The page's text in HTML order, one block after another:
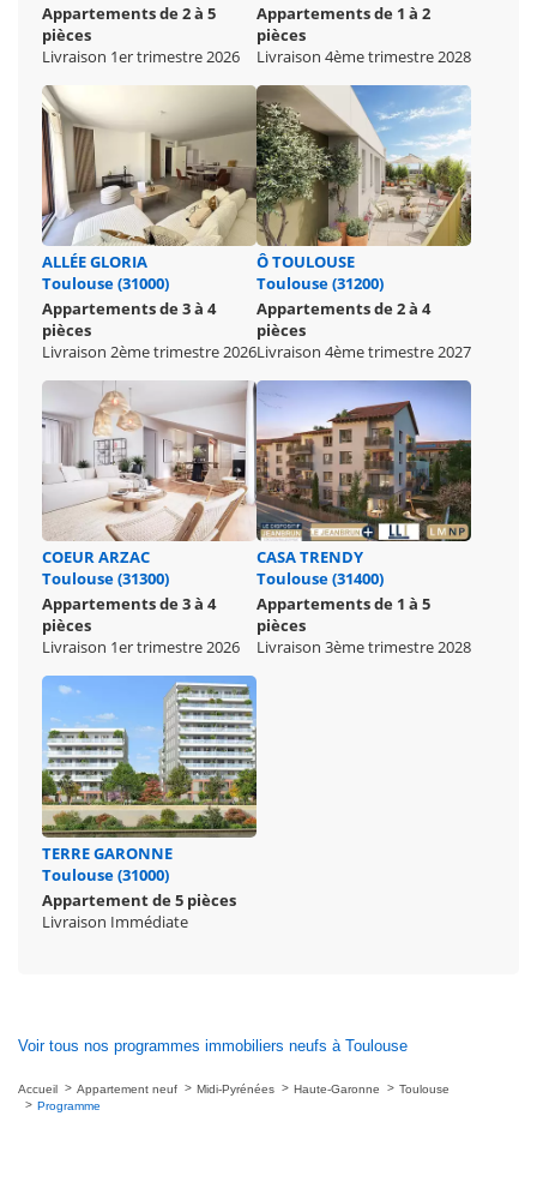
Appartements de 2 à 5
pièces
Livraison 1er trimestre 2026
Appartements de 1 à 2
pièces
Livraison 4ème trimestre 2028
ALLÉE GLORIA
Toulouse (31000)
Appartements de 3 à 4
pièces
Livraison 2ème trimestre 2026
Ô TOULOUSE
Toulouse (31200)
Appartements de 2 à 4
pièces
Livraison 4ème trimestre 2027
COEUR ARZAC
Toulouse (31300)
Appartements de 3 à 4
pièces
Livraison 1er trimestre 2026
CASA TRENDY
Toulouse (31400)
Appartements de 1 à 5
pièces
Livraison 3ème trimestre 2028
TERRE GARONNE
Toulouse (31000)
Appartement de 5 pièces
Livraison Immédiate
Voir tous nos programmes immobiliers neufs à Toulouse
Accueil Appartement neuf Midi-Pyrénées Haute-Garonne
Toulouse
Programme